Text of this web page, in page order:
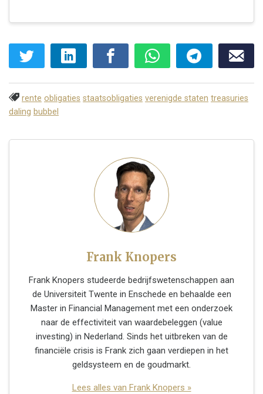
rente obligaties staatsobligaties verenigde staten treasuries
daling bubbel
Frank Knopers
Frank Knopers studeerde bedrijfswetenschappen aan
de Universiteit Twente in Enschede en behaalde een
Master in Financial Management met een onderzoek
naar de effectiviteit van waardebeleggen (value
investing) in Nederland. Sinds het uitbreken van de
financiële crisis is Frank zich gaan verdiepen in het
geldsysteem en de goudmarkt.
Lees alles van Frank Knopers »